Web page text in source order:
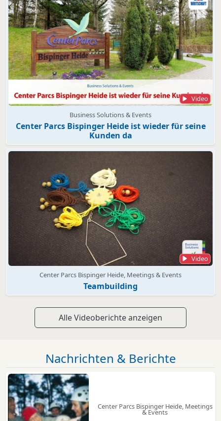
Video
Business Solutions & Events
Center Parcs Bispinger Heide ist wieder für seine
Kunden da
Video
Center Parcs Bispinger Heide, Meetings & Events
Teambuilding
Alle Videoberichte anzeigen
Nachrichten & Berichte
Center Parcs Bispinger Heide, Meetings
& Events